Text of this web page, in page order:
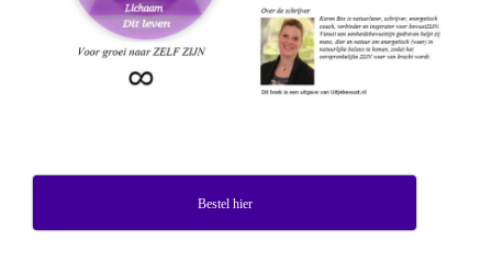
Bestel hier